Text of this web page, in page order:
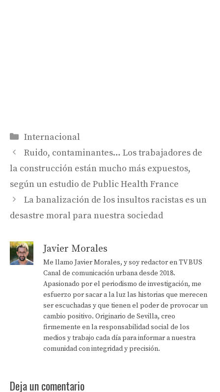
Categorías
Internacional
Ruido, contaminantes… Los trabajadores de
la construcción están mucho más expuestos,
según un estudio de Public Health France
La banalización de los insultos racistas es un
desastre moral para nuestra sociedad
Javier Morales
Me llamo Javier Morales, y soy redactor en TV BUS
Canal de comunicación urbana desde 2018.
Apasionado por el periodismo de investigación, me
esfuerzo por sacar a la luz las historias que merecen
ser escuchadas y que tienen el poder de provocar un
cambio positivo. Originario de Sevilla, creo
firmemente en la responsabilidad social de los
medios y trabajo cada día para informar a nuestra
comunidad con integridad y precisión.
Deja un comentario